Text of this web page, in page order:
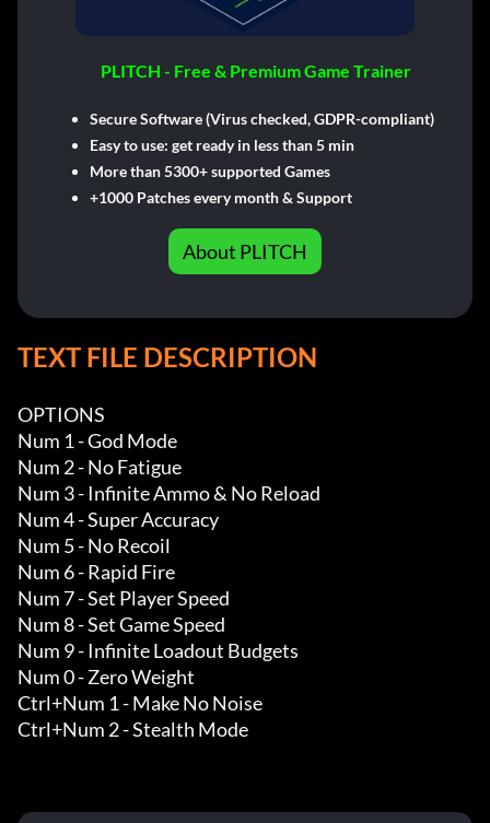
PLITCH - Free & Premium Game Trainer
Secure Software (Virus checked, GDPR-compliant)
Easy to use: get ready in less than 5 min
More than 5300+ supported Games
+1000 Patches every month & Support
About PLITCH
TEXT FILE DESCRIPTION
OPTIONS
Num 1 - God Mode
Num 2 - No Fatigue
Num 3 - Infinite Ammo & No Reload
Num 4 - Super Accuracy
Num 5 - No Recoil
Num 6 - Rapid Fire
Num 7 - Set Player Speed
Num 8 - Set Game Speed
Num 9 - Infinite Loadout Budgets
Num 0 - Zero Weight
Ctrl+Num 1 - Make No Noise
Ctrl+Num 2 - Stealth Mode